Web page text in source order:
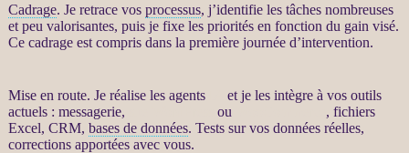
Cadrage. Je retrace vos processus, j’identifie les tâches nombreuses
et peu valorisantes, puis je fixe les priorités en fonction du gain visé.
Ce cadrageest compris dans la première journée d’intervention.
Mise en route. Je réalise les agents
et je les intègre à vos outils
actuels : messagerie,
ou
, fichiers
Excel, CRM, bases de données. Tests sur vos donnéesréelles,
corrections apportées avec vous.